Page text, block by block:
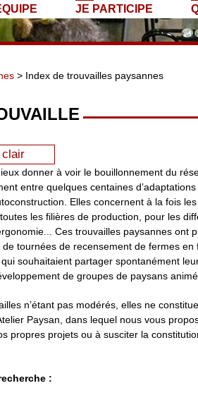
JE PARTICIPE
> Index de trouvailles paysannes
clair
donner à voir le bouillonnement du
entre quelques centaines
Elles concernent à la fois
les filières de production, pour les
Ces trouvailles paysannes ont
tournées de recensement de fermes
souhaitaient partager spontanément
de groupes de paysans
n’étant pas modérés, elles ne
Paysan, dans lequel nous vous
propres projets ou à susciter la
: